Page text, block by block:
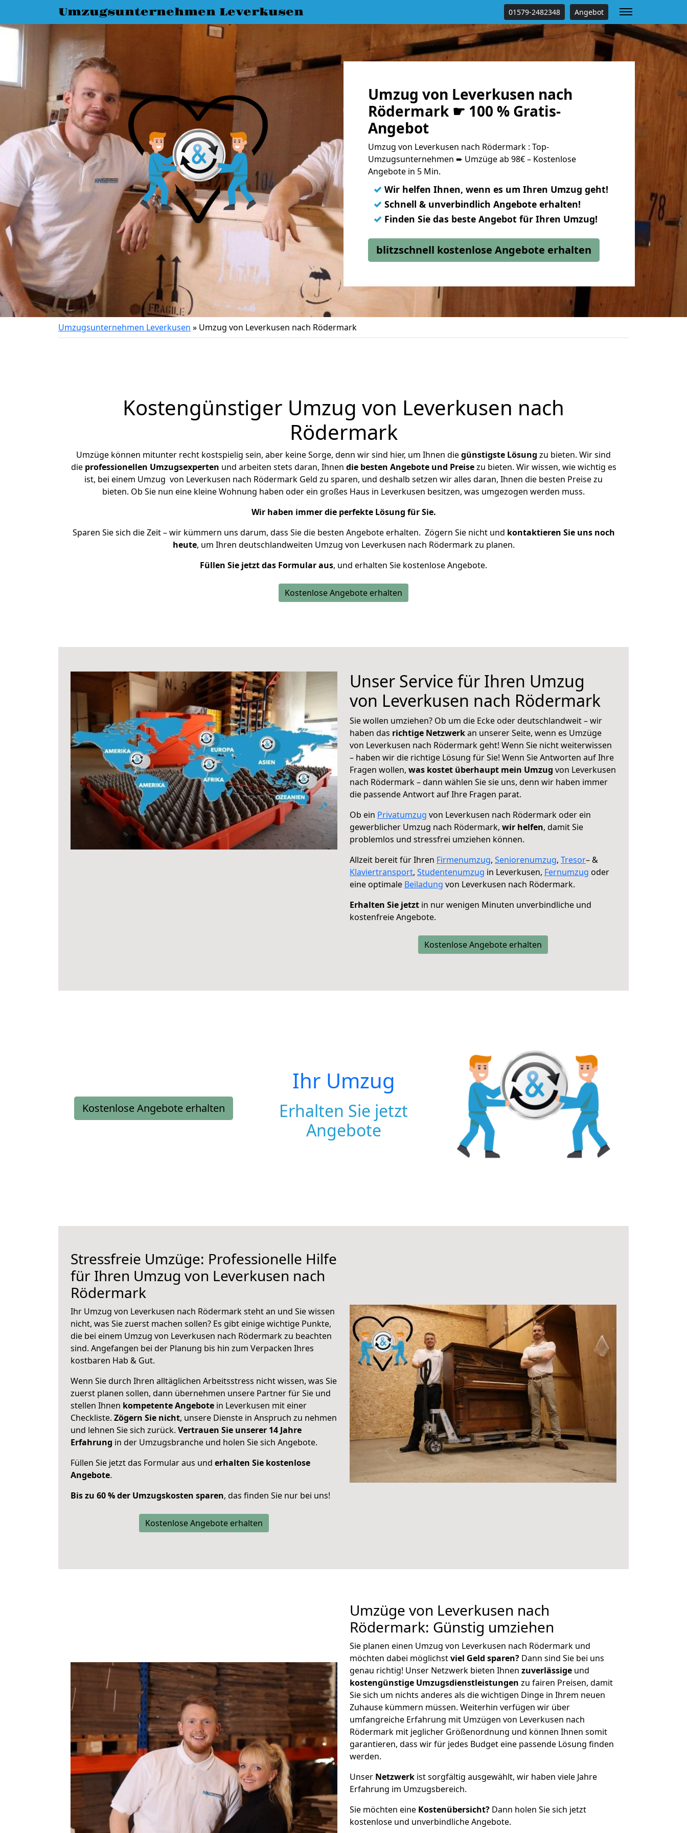
Umzugsunternehmen Leverkusen 01579-2482348 Angebot
Umzug von Leverkusen nach
Rödermark ☛ 100 % Gratis-
Angebot
Umzug von Leverkusen nach Rödermark : Top-
Umzugsunternehmen ➨ Umzüge ab 98€ – Kostenlose
Angebote in 5 Min.
✓ Wir helfen Ihnen, wenn es um Ihren Umzug geht!
✓ Schnell & unverbindlich Angebote erhalten!
✓ Finden Sie das beste Angebot für Ihren Umzug!
blitzschnell kostenlose Angebote erhalten
Umzugsunternehmen Leverkusen » Umzug von Leverkusen nach Rödermark
Kostengünstiger Umzug von Leverkusen nach
Rödermark
Umzüge können mitunter recht kostspielig sein, aber keine Sorge, denn wir sind hier, um Ihnen diegünstigste Lösung zu bieten. Wir sind
die professionellen Umzugsexperten und arbeiten stets daran, Ihnen die besten Angebote und Preisezu bieten. Wir wissen, wie wichtig es
ist, bei einem Umzug von Leverkusen nach Rödermark Geld zu sparen, und deshalb setzen wir alles daran, Ihnen die besten Preise zu
bieten. Ob Sie nun eine kleine Wohnung haben oder ein großes Haus in Leverkusen besitzen, was umgezogen werden muss.
Wir haben immer die perfekte Lösung für Sie.
Sparen Sie sich die Zeit – wir kümmern uns darum, dass Sie die besten Angebote erhalten. Zögern Sie nicht und kontaktieren Sie uns noch
heute, um Ihren deutschlandweiten Umzug von Leverkusen nach Rödermark zu planen.
Füllen Sie jetzt das Formular aus, und erhalten Sie kostenlose Angebote.
Kostenlose Angebote erhalten
Unser Service für Ihren Umzug
von Leverkusen nach Rödermark
Sie wollen umziehen? Ob um die Ecke oder deutschlandweit – wir
haben das richtige Netzwerkan unserer Seite, wenn es Umzüge
von Leverkusen nach Rödermark geht! Wenn Sie nicht weiterwissen
– haben wir die richtige Lösung für Sie! Wenn Sie Antworten auf Ihre
Fragen wollen, was kostet überhaupt mein Umzug von Leverkusen
nach Rödermark – dann wählen Sie sie uns, denn wir haben immer
die passende Antwort auf Ihre Fragen parat.
Ob ein Privatumzug von Leverkusen nach Rödermark oder ein
gewerblicher Umzug nach Rödermark, wir helfen, damit Sie
problemlos und stressfrei umziehen können.
Allzeit bereit für Ihren Firmenumzug, Seniorenumzug, Tresor– &
Klaviertransport, Studentenumzug in Leverkusen, Fernumzug oder
eine optimale Beiladung von Leverkusen nach Rödermark.
Erhalten Sie jetzt in nur wenigen Minuten unverbindliche und
kostenfreie Angebote.
Kostenlose Angebote erhalten
Kostenlose Angebote erhalten
Ihr Umzug
Erhalten Sie jetzt
Angebote
Stressfreie Umzüge: Professionelle Hilfe
für Ihren Umzug von Leverkusen nach
Rödermark
Ihr Umzug von Leverkusen nach Rödermark steht an und Sie wissen
nicht, was Sie zuerst machen sollen? Es gibt einige wichtige Punkte,
die bei einem Umzug von Leverkusen nach Rödermark zu beachten
sind. Angefangen bei der Planung bis hin zum Verpacken Ihres
kostbaren Hab & Gut.
Wenn Sie durch Ihren alltäglichen Arbeitsstress nicht wissen, was Sie
zuerst planen sollen, dann übernehmen unsere Partner für Sie und
stellen Ihnen kompetente Angebote in Leverkusen mit einer
Checkliste. Zögern Sie nicht, unsere Dienste in Anspruch zu nehmen
und lehnen Sie sich zurück. Vertrauen Sie unserer 14 Jahre
Erfahrung in der Umzugsbranche und holen Sie sich Angebote.
Füllen Sie jetzt das Formular aus und erhalten Sie kostenlose
Angebote.
Bis zu 60 % der Umzugskosten sparen, das finden Sie nur bei uns!
Kostenlose Angebote erhalten
Umzüge von Leverkusen nach
Rödermark: Günstig umziehen
Sie planen einen Umzug von Leverkusen nach Rödermark und
möchten dabei möglichstviel Geld sparen? Dann sind Sie bei uns
genau richtig! Unser Netzwerk bieten Ihnen zuverlässige und
kostengünstige Umzugsdienstleistungen zu fairen Preisen, damit
Sie sich um nichts anderes als die wichtigen Dinge in Ihrem neuen
Zuhause kümmern müssen. Weiterhin verfügen wir über
umfangreiche Erfahrung mit Umzügen von Leverkusen nach
Rödermark mit jeglicher Größenordnung und können Ihnen somit
garantieren, dass wir für jedes Budget eine passende Lösung finden
werden.
Unser Netzwerk ist sorgfältig ausgewählt, wir haben viele Jahre
Erfahrung im Umzugsbereich.
Sie möchten eine Kostenübersicht? Dann holen Sie sich jetzt
kostenlose und unverbindliche Angebote.